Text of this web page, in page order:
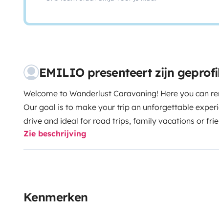
EMILIO presenteert zijn
Welcome to Wanderlust Caravaning! Here you can
Our goal is to make your trip an unforgettable
drive and ideal for road trips, family vacations or
people. The Laika Kosmo 509 motorhome is a
layout is mainly characterized by having twin beds
which makes it possible to take advantage of the
Zie beschrijving
Kenmerken